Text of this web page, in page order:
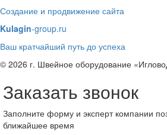
Создание и продвижение сайта
Kulagin-group.ru
Ваш кратчайший путь до успеха
© 2026 г. Швейное оборудование
Заказать звонок
Заполните форму и эксперт компании
ближайшее время